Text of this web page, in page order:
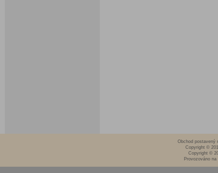
Obchod postavený
Copyright ©
Copyright ©
Provozováno